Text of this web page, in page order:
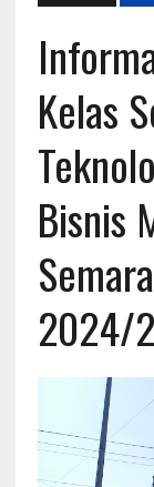
Kelas
Bisnis
2024/